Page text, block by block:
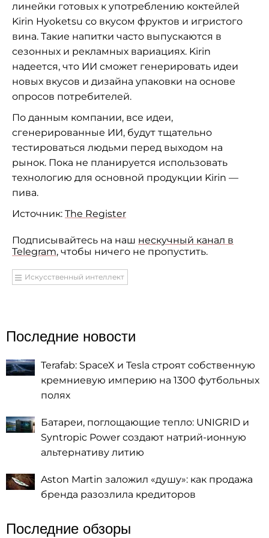
линейки готовых к употреблению коктейлей
Kirin Hyoketsu со вкусом фруктов и игристого
вина. Такие напитки часто выпускаются в
сезонных и рекламных вариациях. Kirin
надеется, что ИИ сможет генерировать идеи
новых вкусов и дизайна упаковки на основе
опросов потребителей.
По данным компании, все идеи,
сгенерированные ИИ, будут тщательно
тестироваться людьми перед выходом на
рынок. Пока не планируется использовать
технологию для основной продукции Kirin —
пива.
Источник: The Register
Подписывайтесь на наш нескучный канал в
Telegram, чтобы ничего не пропустить.
Искусственный интеллект
Последние новости
Terafab: SpaceX и Tesla строят собственную
кремниевую империю на 1300 футбольных
полях
Батареи, поглощающие тепло: UNIGRID и
Syntropic Power создают натрий-ионную
альтернативу литию
Aston Martin заложил «душу»: как продажа
бренда разозлила кредиторов
Последние обзоры